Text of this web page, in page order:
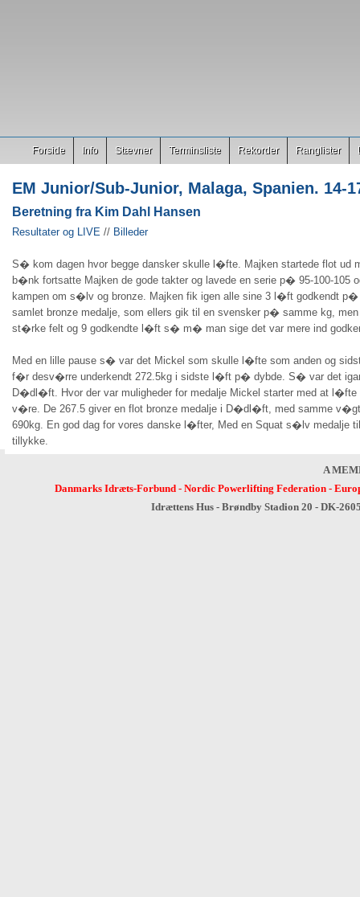
Forside Info Stævner Terminsliste Rekorder Ranglister
EM Junior/Sub-Junior, Malaga, Spanien. 14-
Beretning fra Kim Dahl Hansen
Resultater og LIVE // Billeder
S� kom dagen hvor begge dansker skulle l�fte. Majken startede flot ud
b�nk fortsatte Majken de gode takter og lavede en serie p� 95-100-
kampen om s�lv og bronze. Majken fik igen alle sine 3 l�ft godkendt
samlet bronze medalje, som ellers gik til en svensker p� samme kg,
st�rke felt og 9 godkendte l�ft s� m� man sige det var mere ind
Med en lille pause s� var det Mickel som skulle l�fte som anden og
f�r desv�rre underkendt 272.5kg i sidste l�ft p� dybde. S� var det
D�dl�ft. Hvor der var muligheder for medalje Mickel starter med at
v�re. De 267.5 giver en flot bronze medalje i D�dl�ft, med samme
690kg. En god dag for vores danske l�fter, Med en Squat s�lv
tillykke.
A
Danmarks Idræts-Forbund- Nordic Powerlifting Federation-
Idrættens Hus - Brøndby Stadion 20 - DK-